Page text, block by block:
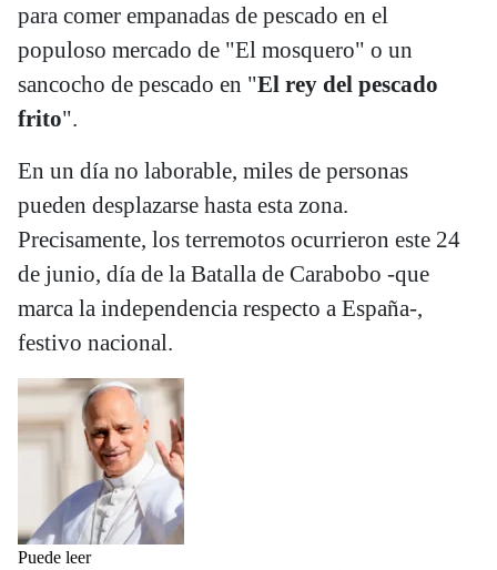
para comer empanadas de pescado en el
populoso mercado de "El mosquero" o un
sancocho de pescado en "El rey del pescado
frito".
En un día no laborable, miles de personas
pueden desplazarse hasta esta zona.
Precisamente, los terremotos ocurrieron este 24
de junio, día de la Batalla de Carabobo -que
marca la independencia respecto a España-,
festivo nacional.
Puede leer